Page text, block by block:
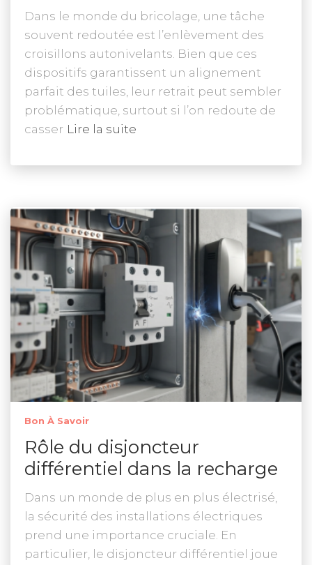
Dans le monde du bricolage, une tâche
souvent redoutée est l’enlèvement des
croisillons autonivelants. Bien que ces
dispositifs garantissent un alignement
parfait des tuiles, leur retrait peut sembler
problématique, surtout si l’on redoute de
casser Lire la suite
Bon À Savoir
Rôle du disjoncteur
différentiel dans la recharge
Dans un monde de plus en plus électrisé,
la sécurité des installations électriques
prend une importance cruciale. En
particulier, le disjoncteur différentiel joue